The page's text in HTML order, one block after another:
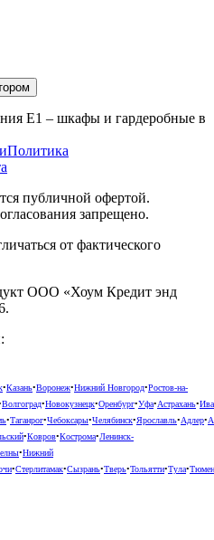
Е1 – шкафы и гардеробные в
Политика
публичной офертой.
запрещено.
от фактического
ООО «Хоум Кредит энд
•Казань•Воронеж•Нижний Новгород•Ростов-на-
Волгоград•Новокузнецк•Оренбург•Уфа•Астрахань•
•Таганрог•Чебоксары•Челябинск•Ярославль•Адлер•
•Ковров•Кострома•Ленинск-
•Нижний
•Стерлитамак•Сызрань•Тверь•Тольятти•Тула•